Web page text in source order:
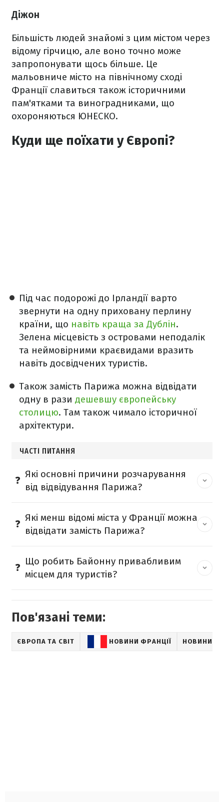
Діжон
Більшість людей знайомі з цим містом через
відому гірчицю, але воно точно може
запропонувати щось більше. Це
мальовниче місто на північному сході
Франції славиться також історичними
пам'ятками та виноградниками, що
охороняються ЮНЕСКО.
Куди ще поїхати у Європі?
Під час подорожі до Ірландії варто
звернути на одну приховану перлину
країни, що навіть краща за Дублін.
Зелена місцевість з островами неподалік
та неймовірними краєвидами вразить
навіть досвідчених туристів.
Також замість Парижа можна відвідати
одну в рази дешевшу європейську
столицю. Там також чимало історичної
архітектури.
ЧАСТІ ПИТАННЯ
Які основні причини розчарування
від відвідування Парижа?
Які менш відомі міста у Франції можна
відвідати замість Парижа?
Що робить Байонну привабливим
місцем для туристів?
Пов'язані теми:
ЄВРОПА ТА СВІТ НОВИНИ ФРАНЦІЇ НОВИНИ